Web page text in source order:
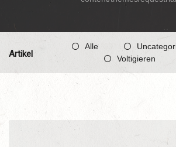
Artikel
Alle
Voltigieren